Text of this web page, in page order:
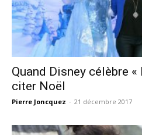
Quand Disney célèbre
citer Noël
Pierre Joncquez - 21 décembre 2017